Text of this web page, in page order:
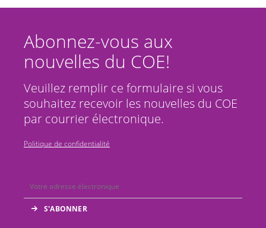
Abonnez-vous aux
nouvelles du COE!
Veuillez remplir ce formulaire si vous
souhaitez recevoir les nouvelles du COE
par courrier électronique.
Politique de confidentialité